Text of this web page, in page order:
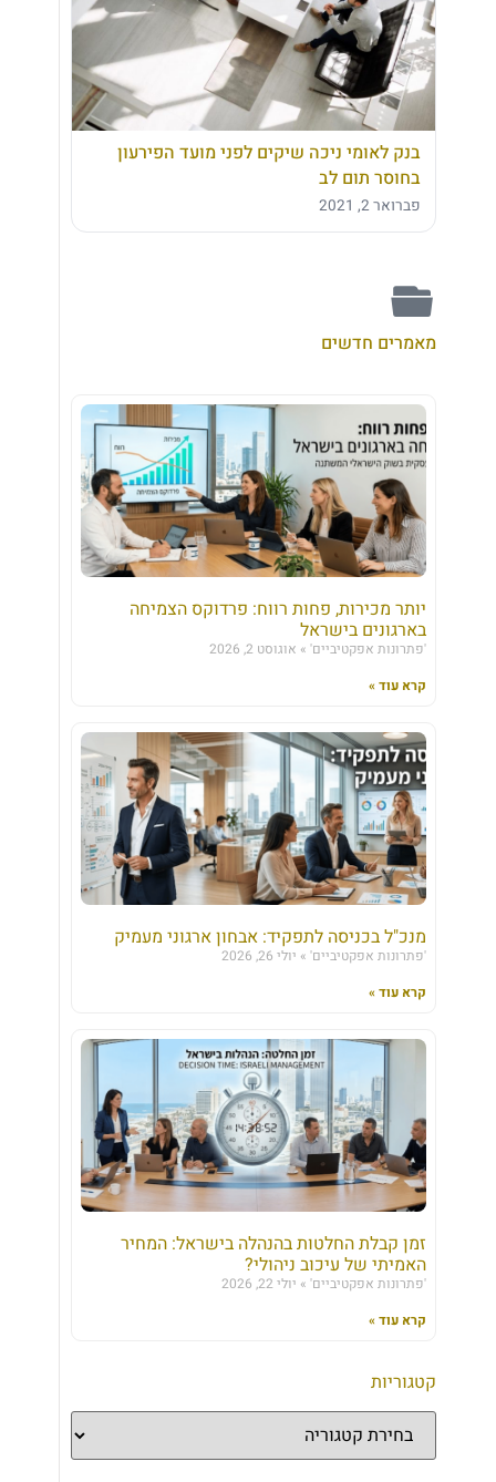
בנק לאומי ניכה שיקים לפני מועד הפירעון
בחוסר תום לב
פברואר 2, 2021
מאמרים חדשים
יותר מכירות, פחות רווח: פרדוקס הצמיחה
בארגונים בישראל
'פתרונות אפקטיביים'
אוגוסט 2, 2026
קרא עוד »
מנכ"ל בכניסה לתפקיד: אבחון ארגוני מעמיק
'פתרונות אפקטיביים'
יולי 26, 2026
קרא עוד »
זמן קבלת החלטות בהנהלה בישראל: המחיר
האמיתי של עיכוב ניהולי?
'פתרונות אפקטיביים'
יולי 22, 2026
קרא עוד »
קטגוריות